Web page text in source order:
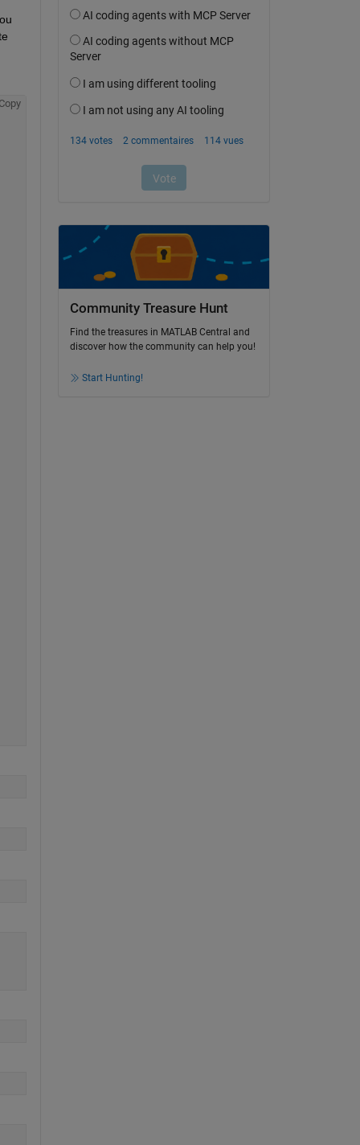
Copy
Community Treasure Hunt
Find the treasures in MATLAB Central and
discover how the community can help you!
Start Hunting!